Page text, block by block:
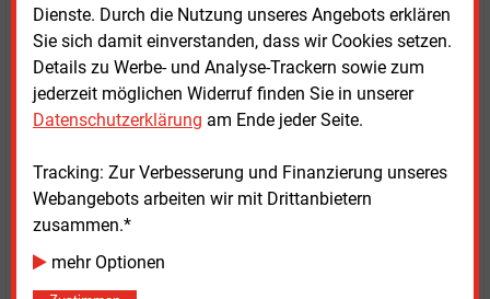
Dienste. Durch die Nutzung unseres Angebots erklären
Sie sich damit einverstanden, dass wir Cookies setzen.
Details zu Werbe- und Analyse-Trackern sowie zum
jederzeit möglichen Widerruf finden Sie in unserer
Datenschutzerklärung am Ende jeder Seite.
Tracking: Zur Verbesserung und Finanzierung unseres
Webangebots arbeiten wir mit Drittanbietern
zusammen.*
mehr Optionen
Stadt Darmstadt Hanno Benz (links) gratuliert Thomas Schmidt, der
ab 2026 neuer Vorstandsvorsitzender der Entega wird
Quelle: Entega
Mittwoch, 19.03.2025, 15:23 Uhr
Davina Spohn